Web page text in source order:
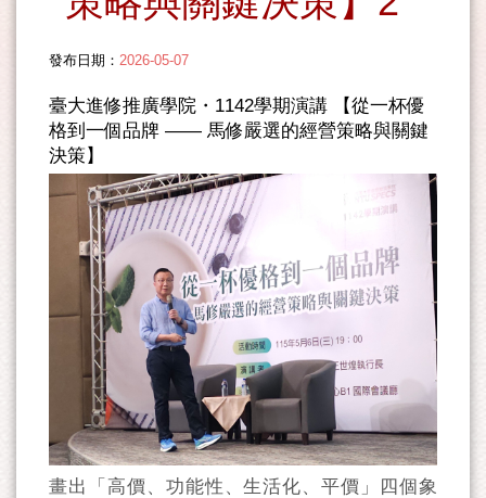
發布日期： 2026-05-07
臺大進修推廣學院・1142學期演講 【從一杯優
格到一個品牌 —— 馬修嚴選的經營策略與關鍵
決策】
畫出「高價、功能性、生活化、平價」四個象